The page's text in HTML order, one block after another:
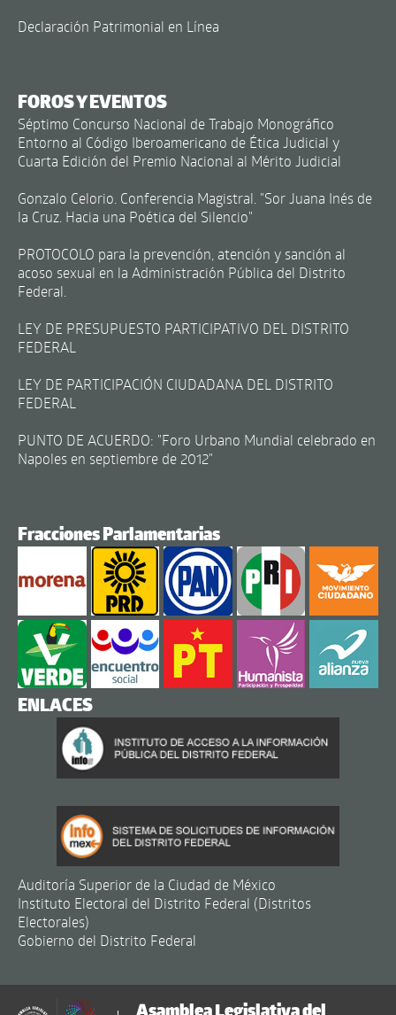
Declaración Patrimonial en Línea
FOROS Y EVENTOS
Séptimo Concurso Nacional de Trabajo Monográfico
Entorno al Código Iberoamericano de Ética Judicial y
Cuarta Edición del Premio Nacional al Mérito Judicial
Gonzalo Celorio. Conferencia Magistral. "Sor Juana Inés de
la Cruz. Hacia una Poética del Silencio"
PROTOCOLO para la prevención, atención y sanción al
acoso sexual en la Administración Pública del Distrito
Federal.
LEY DE PRESUPUESTO PARTICIPATIVO DEL DISTRITO
FEDERAL
LEY DE PARTICIPACIÓN CIUDADANA DEL DISTRITO
FEDERAL
PUNTO DE ACUERDO: "Foro Urbano Mundial celebrado en
Napoles en septiembre de 2012"
Fracciones Parlamentarias
ENLACES
Auditoría Superior de la Ciudad de México
Instituto Electoral del Distrito Federal (Distritos
Electorales)
Gobierno del Distrito Federal